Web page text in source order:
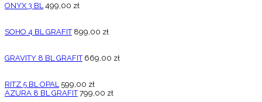
ONYX 3 BL 499,00 zł
SOHO 4 BL GRAFIT 899,00 zł
GRAVITY 8 BL GRAFIT 669,00 zł
RITZ 5 BL OPAL 599,00 zł
AZURA 8 BL GRAFIT 799,00 zł